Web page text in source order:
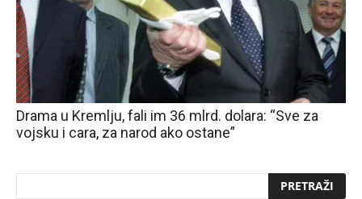
Drama u Kremlju, fali im 36 mlrd. dolara: “Sve za
vojsku i cara, za narod ako ostane”